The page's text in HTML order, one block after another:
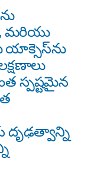
మరియు
యాక్సెస్‌ను
స్పష్టమైన
దృఢత్వాన్ని